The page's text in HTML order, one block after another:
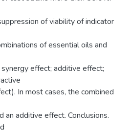
of viability of indicator
of essential oils and
effect; additive effect;
In most cases, the combined
an additive effect. Conclusions.